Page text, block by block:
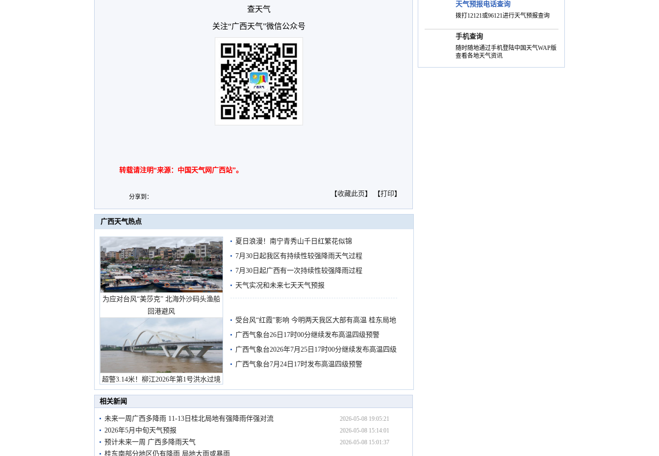
查天气
关注“广西天气”微信公众号
转载请注明“来源：中国天气网广西站”。
分享到： 【收藏此页 】 【打印】
广西天气热点
为应对台风“美莎克” 北海外沙码头渔船
回港避风
超警3.14米！柳江2026年第1号洪水过境
市民在堤岸见证汛况
夏日浪漫！南宁青秀山千日红繁花似锦
7月30日起我区有持续性较强降雨天气过程
7月30日起广西有一次持续性较强降雨过程
天气实况和未来七天天气预报
受台风“红霞”影响 今明两天我区大部有高温 桂东局地
有较强降雨
广西气象台26日17时00分继续发布高温四级预警
广西气象台2026年7月25日17时00分继续发布高温四级
预警
广西气象台7月24日17时发布高温四级预警
相关新闻
未来一周广西多降雨 11-13日桂北局地有强降雨伴强对流 2026-05-08 19:05:21
2026年5月中旬天气预报 2026-05-08 15:14:01
预计未来一周 广西多降雨天气 2026-05-08 15:01:37
桂东南部分地区仍有降雨 局地大雨或暴雨
天气预报电话查询
拨打12121或96121进行天气预报查询
手机查询
随时随地通过手机登陆中国天气WAP版
查看各地天气资讯